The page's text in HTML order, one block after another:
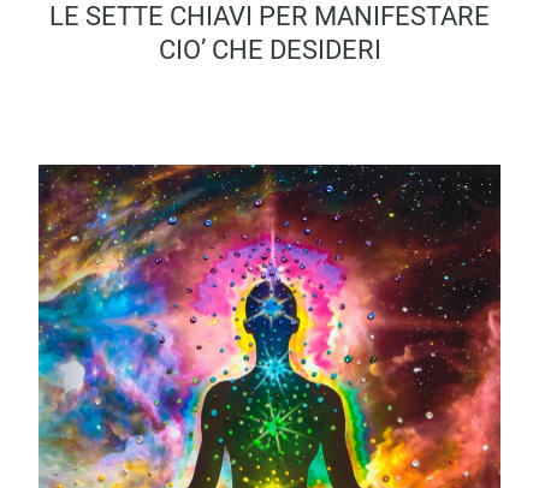
LE SETTE CHIAVI PER MANIFESTARE
CIO’ CHE DESIDERI